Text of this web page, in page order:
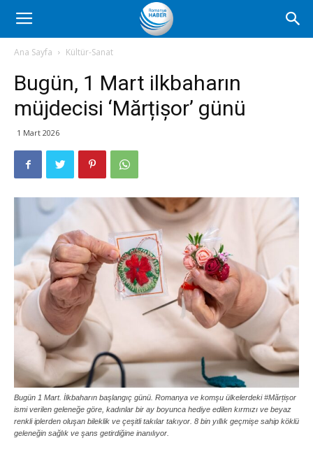
Romanya
Haber
Ana Sayfa Kültür-Sanat
Bugün, 1 Mart ilkbaharın
müjdecisi ‘Mărțișor’ günü
1 Mart 2026
Bugün 1 Mart. İlkbaharın başlangıç günü. Romanya ve komşu ülkelerdeki #Mărțișor
ismi verilen geleneğe göre, kadınlar bir ay boyunca hediye edilen kırmızı ve beyaz
renkli iplerden oluşan bileklik ve çeşitli takılar takıyor. 8 bin yıllık geçmişe sahip köklü
geleneğin sağlık ve şans getirdiğine inanılıyor.